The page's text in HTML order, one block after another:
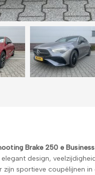
Brake 250 e
design,
sportieve coupélijnen